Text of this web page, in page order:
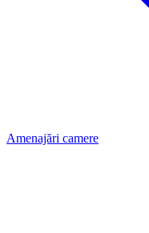
Amenajări camere